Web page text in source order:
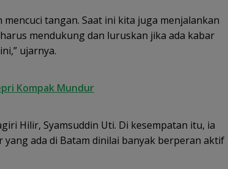
tangan. Saat ini kita juga menjalankan
mendukung dan luruskan jika ada kabar
ujarnya.
Kompak Mundur
Hilir, Syamsuddin Uti. Di kesempatan itu, ia
ada di Batam dinilai banyak berperan aktif